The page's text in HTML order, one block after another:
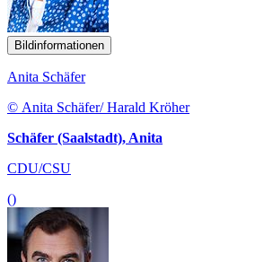
Bildinformationen
Anita Schäfer
© Anita Schäfer/ Harald Kröher
Schäfer (Saalstadt), Anita
CDU/CSU
()